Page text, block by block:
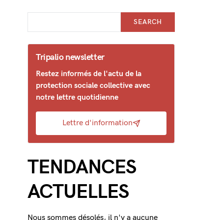
SEARCH
Tripalio newsletter
Restez informés de l'actu de la
protection sociale collective avec
notre lettre quotidienne
Lettre d'information
TENDANCES
ACTUELLES
Nous sommes désolés, il n'y a aucune